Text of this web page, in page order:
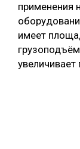
применения
имеет